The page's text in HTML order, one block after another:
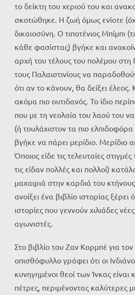
το δείκτη του χεριού του και
σκοτώθηκε. Η ζωή όμως ενίοτε
δικαιοσύνη. Ο τιποτένιος Μπίμπι
κάθε φασίστας) βγήκε και
αρχή του τέλους του πολέμου
τους Παλαιστινίους να
ότι αν το κάνουν, θα δείξει έλεος.
ακόμα πιο ουτιδανός. Το ίδιο
που με τη νεολαία του λαού του
(ή τουλάχιστον τα πιο
βγήκε να πάρει μερίδιο. Μερίδιο
Όποιος είδε τις τελευταίες
τις είδαν πολλές και πολλοί)
μαχαιριά στην καρδιά του
ανοίξει ένα βιβλίο ιστορίας ξέρει
ιστορίες που γεννούν χιλιάδες
αγωνιστές.
Στο βιβλίο του Ζαν Κορμπέ για
οπισθόφυλλο γράφει ότι οι
κυνηγημένοι θεοί των Ίνκας είναι
πέτρες, περιμένοντας καλύτερες